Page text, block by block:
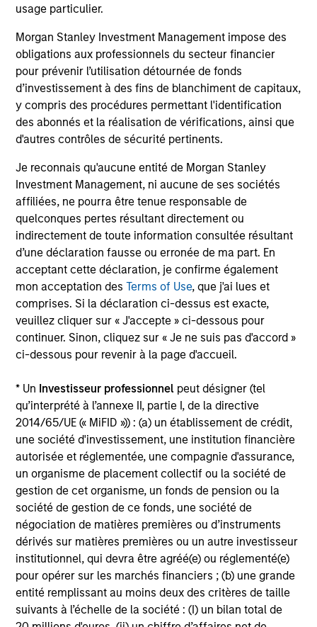
usage particulier.
Morgan Stanley Investment Management impose des
obligations aux professionnels du secteur financier
pour prévenir l’utilisation détournée de fonds
d’investissement à des fins de blanchiment de capitaux,
y compris des procédures permettant l'identification
des abonnés et la réalisation de vérifications, ainsi que
d'autres contrôles de sécurité pertinents.
Je reconnais qu'aucune entité de Morgan Stanley
Investment Management, ni aucune de ses sociétés
affiliées, ne pourra être tenue responsable de
quelconques pertes résultant directement ou
indirectement de toute information consultée résultant
d’une déclaration fausse ou erronée de ma part. En
acceptant cette déclaration, je confirme également
mon acceptation desTerms of Use, que j'ai lues et
comprises. Si la déclaration ci-dessus est exacte,
veuillez cliquer sur « J'accepte » ci-dessous pour
continuer. Sinon, cliquez sur « Je ne suis pas d'accord »
ci-dessous pour revenir à la page d'accueil.
* Un Investisseur professionnel peut désigner (tel
qu’interprété à l’annexe II, partie I, de la directive
2014/65/UE (« MiFID »)) : (a) un établissement de crédit,
une société d'investissement, une institution financière
autorisée et réglementée, une compagnie d'assurance,
un organisme de placement collectif ou la société de
gestion de cet organisme, un fonds de pension ou la
société de gestion de ce fonds, une société de
négociation de matières premières ou d’instruments
dérivés sur matières premières ou un autre investisseur
institutionnel, qui devra être agréé(e) ou réglementé(e)
pour opérer sur les marchés financiers ; (b) une grande
entité remplissant au moins deux des critères de taille
suivants à l’échelle de la société : (I) un bilan total de
Cameron Smalls
Nat Cutler
Executive Director
Executive Director
Jim Kim
Executive Director
Will Steenland
Executive Director
Sadik Jakupaj
Executive Director
David Zhong
Executive Director
David Stanton
Vice President
Investment Professionals